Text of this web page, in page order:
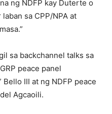
ng NDFP kay Duterte o
sa CPP/NPA at
sa backchannel talks sa
peace panel
III at ng NDFP peace
Agcaoili.